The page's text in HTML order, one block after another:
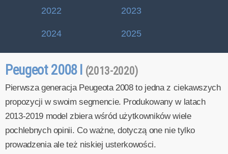
2022 2023
2024 2025
Peugeot 2008 I (2013-2020)
Pierwsza generacja Peugeota 2008 to jedna z ciekawszych
propozycji w swoim segmencie. Produkowany w latach
2013-2019 model zbiera wśród użytkowników wiele
pochlebnych opinii. Co ważne, dotyczą one nie tylko
prowadzenia ale też niskiej usterkowości.